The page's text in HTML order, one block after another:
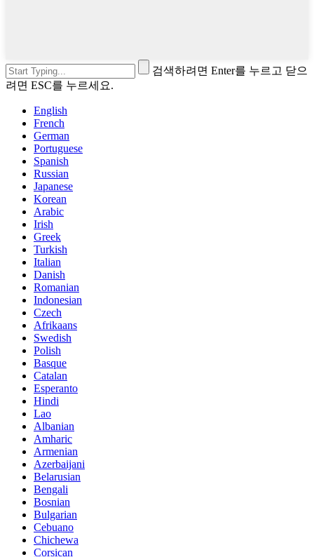
검색하려면 Enter를 누르고 닫으
려면 ESC를 누르세요.
English
French
German
Portuguese
Spanish
Russian
Japanese
Korean
Arabic
Irish
Greek
Turkish
Italian
Danish
Romanian
Indonesian
Czech
Afrikaans
Swedish
Polish
Basque
Catalan
Esperanto
Hindi
Lao
Albanian
Amharic
Armenian
Azerbaijani
Belarusian
Bengali
Bosnian
Bulgarian
Cebuano
Chichewa
Corsican